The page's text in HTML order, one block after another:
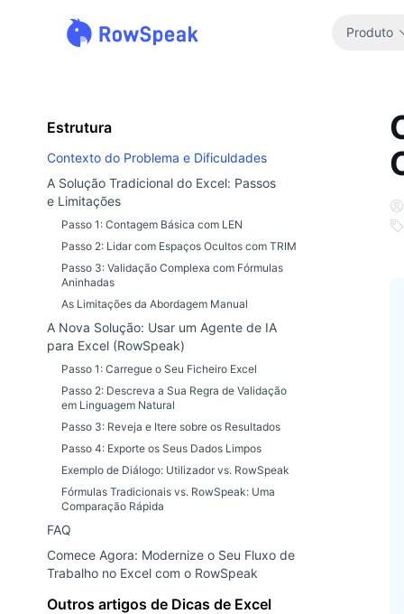
Produto
Estrutura
Contexto do Problema e Dificuldades
A Solução Tradicional do Excel: Passos
e Limitações
Passo 1: Contagem Básica com LEN
Passo 2: Lidar com Espaços Ocultos com TRIM
Passo 3: Validação Complexa com Fórmulas
Aninhadas
As Limitações da Abordagem Manual
A Nova Solução: Usar um Agente de IA
para Excel (RowSpeak)
Passo 1: Carregue o Seu Ficheiro Excel
Passo 2: Descreva a Sua Regra de Validação
em Linguagem Natural
Passo 3: Reveja e Itere sobre os Resultados
Passo 4: Exporte os Seus Dados Limpos
Exemplo de Diálogo: Utilizador vs. RowSpeak
Fórmulas Tradicionais vs. RowSpeak: Uma
Comparação Rápida
FAQ
Comece Agora: Modernize o Seu Fluxo de
Trabalho no Excel com o RowSpeak
Outros artigos de Dicas de Excel